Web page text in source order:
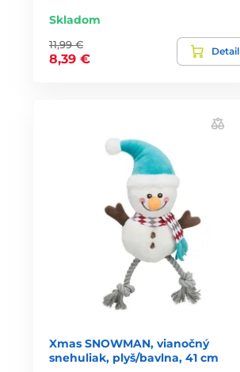
Skladom
11,99 €
8,39 €
Detail
Xmas SNOWMAN, vianočný
snehuliak, plyš/bavlna, 41 cm